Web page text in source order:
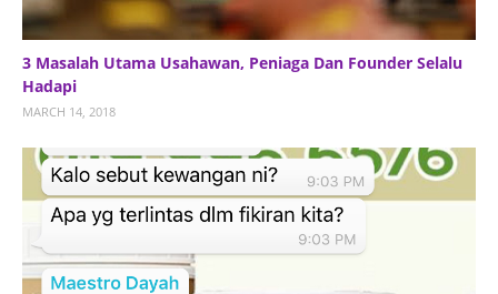
3 Masalah Utama Usahawan, Peniaga Dan Founder Selalu
Hadapi
MARCH 14, 2018